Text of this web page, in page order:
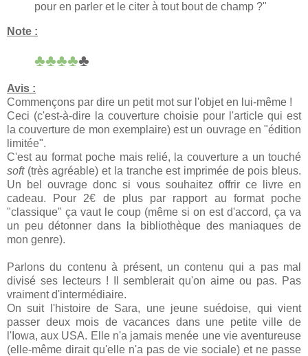
pour en parler et le citer à tout bout de champ ?"
Note :
♣♣♣♣♣
Avis :
Commençons par dire un petit mot sur l'objet en lui-même !
Ceci (c'est-à-dire la couverture choisie pour l'article qui est
la couverture de mon exemplaire) est un ouvrage en "édition
limitée".
C'est au format poche mais relié, la couverture a un touché
soft(très agréable) et la tranche est imprimée de pois bleus.
Un bel ouvrage donc si vous souhaitez offrir ce livre en
cadeau. Pour 2€ de plus par rapport au format poche
"classique" ça vaut le coup (même si on est d'accord, ça va
un peu détonner dans la bibliothèque des maniaques de
mon genre).
Parlons du contenu à présent, un contenu qui a pas mal
divisé ses lecteurs ! Il semblerait qu'on aime ou pas. Pas
vraiment d'intermédiaire.
On suit l'histoire de Sara, une jeune suédoise, qui vient
passer deux mois de vacances dans une petite ville de
l'Iowa, aux USA. Elle n'a jamais menée une vie aventureuse
(elle-même dirait qu'elle n'a pas de vie sociale) et ne passe